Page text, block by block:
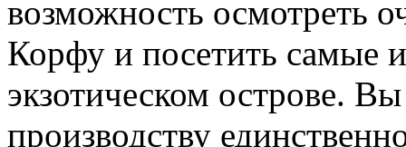
возможность осмотреть
Корфу и посетить самые
экзотическом острове.
производству